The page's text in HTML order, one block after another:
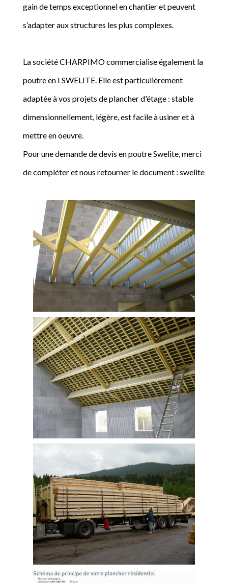
gain de temps exceptionnel en chantier et peuvent
s’adapter aux structures les plus complexes.
La société CHARPIMO commercialise également la
poutre en I SWELITE. Elle est particulièrement
adaptée à vos projets de plancher d'étage : stable
dimensionnellement, légère, est facile à usiner et à
mettre en oeuvre.
Pour une demande de devis en poutre Swelite, merci
de compléter et nous retourner le document : swelite